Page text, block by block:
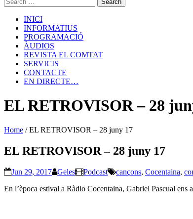
INICI
INFORMATIUS
PROGRAMACIÓ
ÀUDIOS
REVISTA EL COMTAT
SERVICIS
CONTACTE
EN DIRECTE…
EL RETROVISOR – 28
Home /EL RETROVISOR – 28 juny 17
EL RETROVISOR – 28 juny 17
Jun 29, 2017 Geles Podcast cançons, Cocentaina,
En l’època estival a Ràdio Cocentaina, Gabriel Pascual